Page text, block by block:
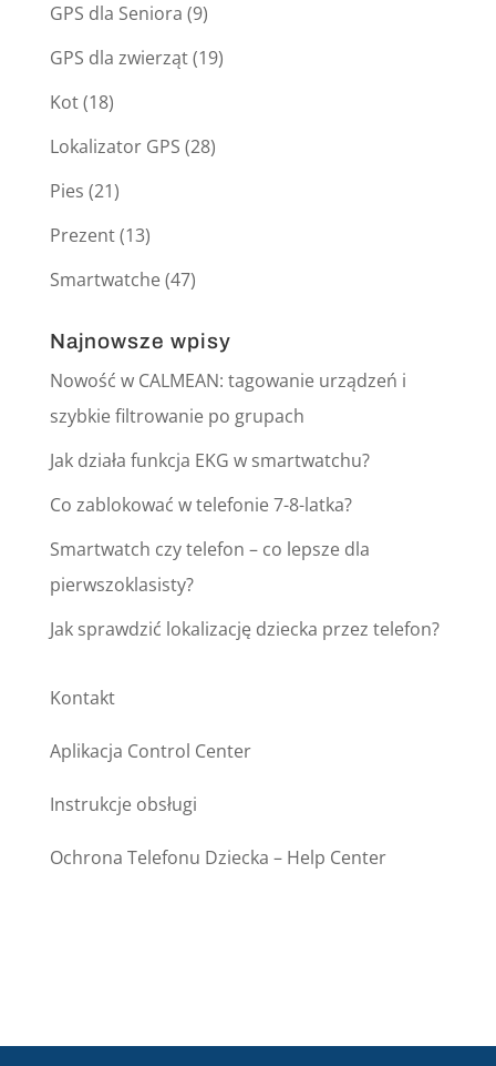
GPS dla Seniora (9)
GPS dla zwierząt(19)
Kot(18)
Lokalizator GPS (28)
Pies (21)
Prezent(13)
Smartwatche(47)
Najnowsze wpisy
Nowość w CALMEAN: tagowanie urządzeń i
szybkie filtrowanie po grupach
Jak działa funkcja EKG w smartwatchu?
Co zablokować w telefonie 7-8-latka?
Smartwatch czy telefon – co lepsze dla
pierwszoklasisty?
Jak sprawdzić lokalizację dziecka przez telefon?
Kontakt
Aplikacja Control Center
Instrukcje obsługi
Ochrona Telefonu Dziecka – Help Center